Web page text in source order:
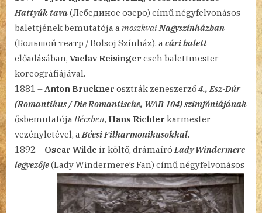
Hattyúk tava(Лебединое озеро) című négyfelvonásos
balettjének bemutatója a moszkvai Nagyszínházban
(Большой театр / Bolsoj Színház), a cári balett
előadásában, Vaclav Reisinger cseh balettmester
koreográfiájával.
1881 – Anton Bruckner osztrák zeneszerző4., Esz-Dúr
(Romantikus / Die Romantische, WAB 104) szimfóniájának
ősbemutatója Bécsben, Hans Richter karmester
vezényletével, a Bécsi Filharmonikusokkal.
1892 – Oscar Wilde ír költő, drámaíró Lady Windermere
legyezője(Lady Windermere’s Fan) című négyfelvonásos